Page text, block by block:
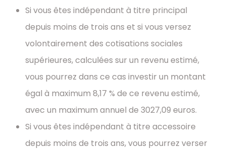
Si vous êtes indépendant à titre principal
depuis moins de trois ans et si vous versez
volontairement des cotisations sociales
supérieures, calculées sur un revenu estimé,
vous pourrez dans ce cas investir un montant
égal à maximum 8,17 % de ce revenu estimé,
avec un maximum annuel de 3027,09 euros.
Si vous êtes indépendant à titre accessoire
depuis moins de trois ans, vous pourrez verser